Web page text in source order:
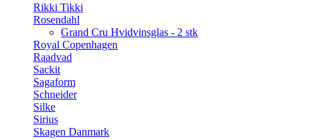
Rikki Tikki
Rosendahl
Grand Cru Hvidvinsglas - 2 stk
Royal Copenhagen
Raadvad
Sackit
Sagaform
Schneider
Silke
Sirius
Skagen Danmark